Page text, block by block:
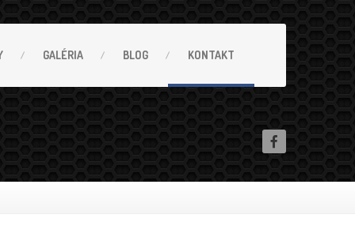
GALÉRIA BLOG KONTAKT